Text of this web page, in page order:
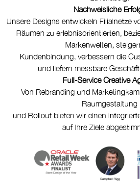
Nachweisliche
Unsere Designs entwickeln Filialnetze
Räumen zu erlebnisorientierten,
Markenwelten,
Kundenbindung, verbessern die
und liefern messbare
Full-Service Creative
Von Rebranding und
Raumgestaltung
und Rollout bieten wir einen
auf Ihre Ziele